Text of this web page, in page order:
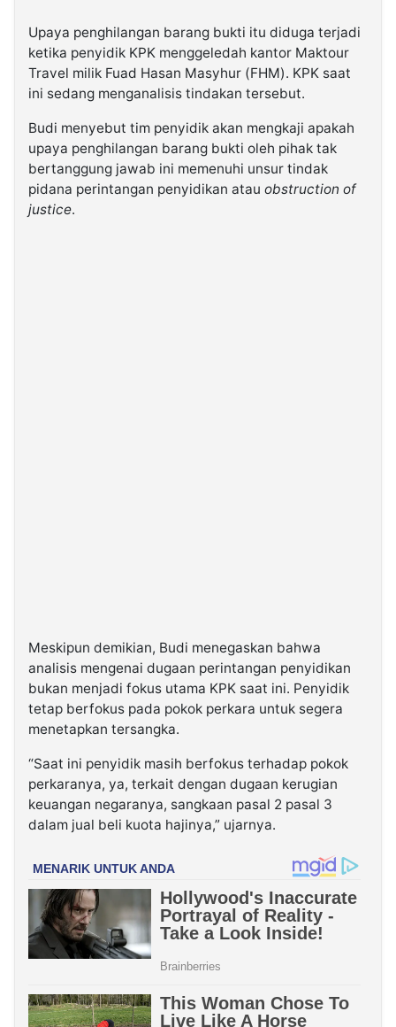
Upaya penghilangan barang bukti itu diduga terjadi
ketika penyidik KPK menggeledah kantor Maktour
Travel milik Fuad Hasan Masyhur (FHM). KPK saat
ini sedang menganalisis tindakan tersebut.
Budi menyebut tim penyidik akan mengkaji apakah
upaya penghilangan barang bukti oleh pihak tak
bertanggung jawab ini memenuhi unsur tindak
pidana perintangan penyidikan atau obstruction of
justice.
Meskipun demikian, Budi menegaskan bahwa
analisis mengenai dugaan perintangan penyidikan
bukan menjadi fokus utama KPK saat ini. Penyidik
tetap berfokus pada pokok perkara untuk segera
menetapkan tersangka.
“Saat ini penyidik masih berfokus terhadap pokok
perkaranya, ya, terkait dengan dugaan kerugian
keuangan negaranya, sangkaan pasal 2 pasal 3
dalam jual beli kuota hajinya,” ujarnya.